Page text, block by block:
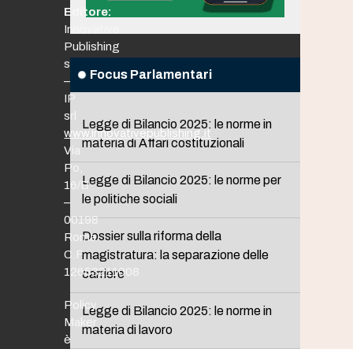
Focus Parlamentari
Legge di Bilancio 2025: le norme in
materia di Affari costituzionali
Legge di Bilancio 2025: le norme per
le politiche sociali
Dossier sulla riforma della
magistratura: la separazione delle
carriere
Legge di Bilancio 2025: le norme in
materia di lavoro
Editore:
Innovative
Publishing
srl
–
IP
srl
www.innovativepublishing.it
Via
Po,
16/B
–
00198
Roma
C.F.
12653211008
Policy
Maker
è